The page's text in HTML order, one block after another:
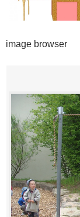
image browser